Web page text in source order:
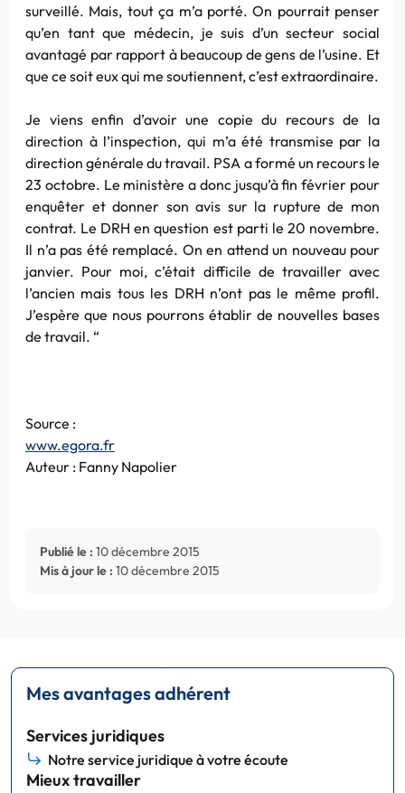
surveillé. Mais, tout ça m’a porté. On pourrait penser
qu’en tant que médecin, je suis d’un secteur social
avantagé par rapport à beaucoup de gens de l’usine. Et
que ce soit eux qui me soutiennent, c’est extraordinaire.
Je viens enfin d’avoir une copie du recours de la
direction à l’inspection, qui m’a été transmise par la
direction générale du travail. PSA a formé un recours le
23 octobre. Le ministère a donc jusqu’à fin février pour
enquêter et donner son avis sur la rupture de mon
contrat. Le DRH en question est parti le 20 novembre.
Il n’a pas été remplacé. On en attend un nouveau pour
janvier. Pour moi, c’était difficile de travailler avec
l’ancien mais tous les DRH n’ont pas le même profil.
J’espère que nous pourrons établir de nouvelles bases
de travail. “
Source :
www.egora.fr
Auteur : Fanny Napolier
Publié le : 10 décembre 2015
Mis à jour le : 10 décembre 2015
Mes avantages adhérent
Services juridiques
Notre service juridique à votre écoute
Mieux travailler